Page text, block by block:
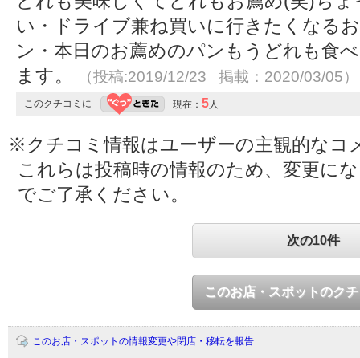
い・ドライブ兼ね買いに行きたくなる
ン・本日のお薦めのパンもうどれも食
ます。
（投稿:2019/12/23 掲載：2020/03/05）
このクチコミに 現在： 5人
※クチコミ情報はユーザーの主観的なコ
これらは投稿時の情報のため、変更に
でご了承ください。
次の10件
このお店・スポットのク
このお店・スポットの情報変更や閉店・移転を報告